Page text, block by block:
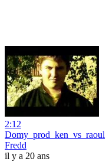
2:12
Domy_prod_ken_vs_raoul
Fredd
il y a 20 ans